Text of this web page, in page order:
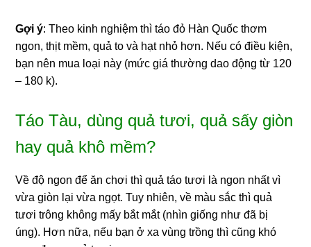
Gợi ý: Theo kinh nghiệm thì táo đỏ Hàn Quốc thơm
ngon, thịt mềm, quả to và hạt nhỏ hơn. Nếu có điều kiện,
bạn nên mua loại này (mức giá thường dao động từ 120
– 180 k).
Táo Tàu, dùng quả tươi, quả sấy giòn
hay quả khô mềm?
Về độ ngon để ăn chơi thì quả táo tươi là ngon nhất vì
vừa giòn lại vừa ngọt. Tuy nhiên, về màu sắc thì quả
tươi trông không mấy bắt mắt (nhìn giống như đã bị
úng). Hơn nữa, nếu bạn ở xa vùng trồng thì cũng khó